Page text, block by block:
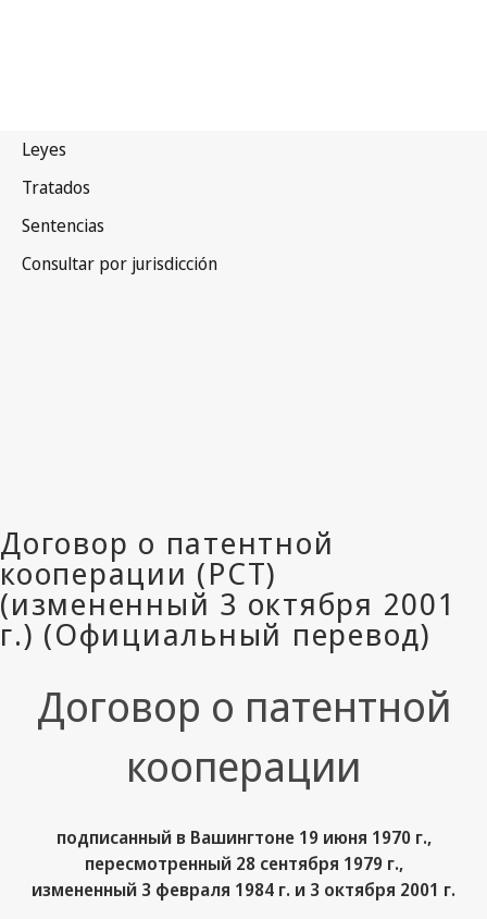
Договор о патентной
кооперации
подписанный в Вашингтоне 19 июня 1970 г.,
пересмотренный 28 сентября 1979 г.,
измененный 3 февраля 1984 г. и 3 октября 2001 г.